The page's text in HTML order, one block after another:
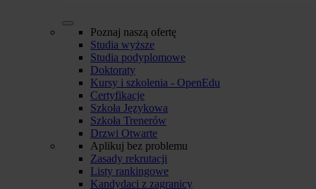
Poznaj naszą ofertę
Studia wyższe
Studia podyplomowe
Doktoraty
Kursy i szkolenia - OpenEdu
Certyfikacje
Szkoła Językowa
Szkoła Trenerów
Drzwi Otwarte
Aplikuj bez problemu
Zasady rekrutacji
Listy rankingowe
Kandydaci z zagranicy